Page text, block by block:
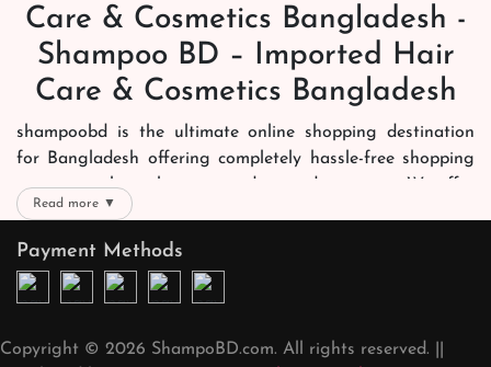
Care & Cosmetics Bangladesh -
Shampoo BD – Imported Hair
Care & Cosmetics Bangladesh
shampoobd is the ultimate online shopping destination
for Bangladesh offering completely hassle-free shopping
experience through secure and trusted gateways. We offer
you trendy and reliable shopping with all your preferred
brands and more. Now shopping is easier, quicker and
always joyous. We help you mark the exact choice here.
We offer our customers with memorable online shopping
team works round the clock to personally make sure the
Read more ▼
Payment Methods
Copyright © 2026 ShampoBD.com. All rights reserved. ||